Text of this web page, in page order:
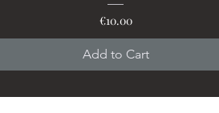
Price
€10.00
Add to Cart